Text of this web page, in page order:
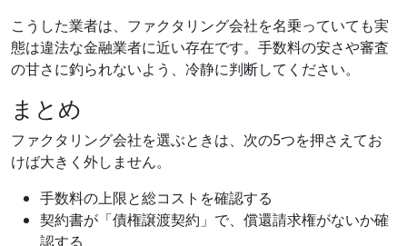
こうした業者は、ファクタリング会社を名乗っていても実
態は違法な金融業者に近い存在です。手数料の安さや審査
の甘さに釣られないよう、冷静に判断してください。
まとめ
ファクタリング会社を選ぶときは、次の5つを押さえてお
けば大きく外しません。
手数料の上限と総コストを確認する
契約書が「債権譲渡契約」で、償還請求権がないか確
認する